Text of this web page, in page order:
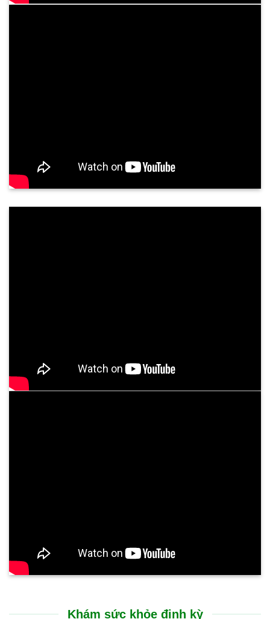
Khám sức khỏe định kỳ